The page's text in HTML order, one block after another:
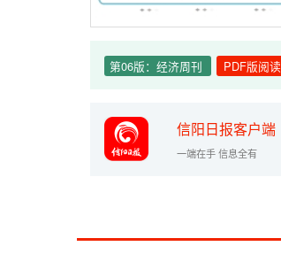
第06版：经济周刊 PDF版阅读
信阳日报客户端
一端在手 信息全有